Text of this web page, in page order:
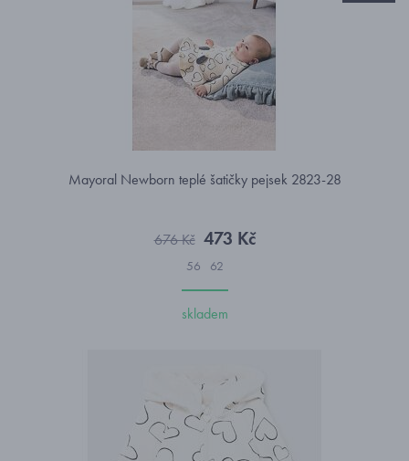
Mayoral Newborn teplé šatičky pejsek 2823-28
676 Kč 473 Kč
56 62
skladem